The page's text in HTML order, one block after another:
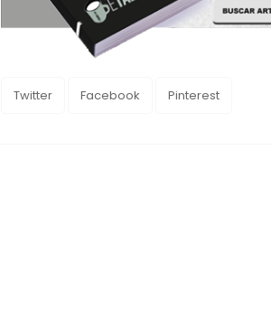
Twitter Facebook Pinterest